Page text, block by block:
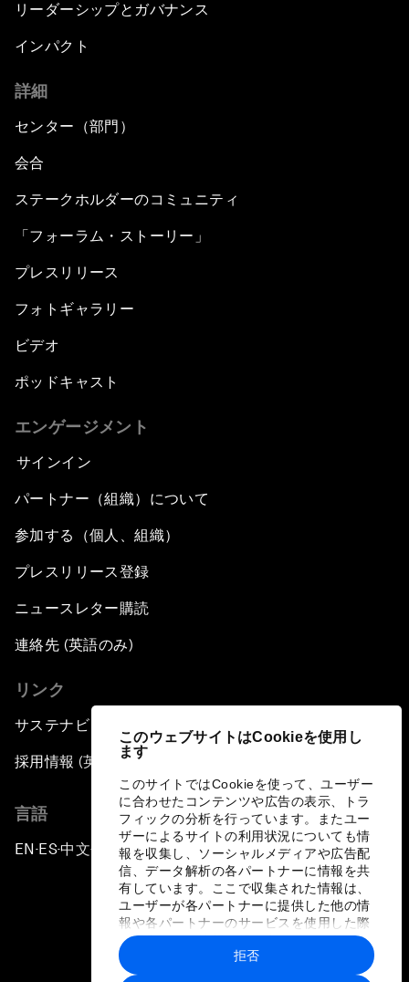
このウェブサイトはCookieを使用し
ます
このサイトではCookieを使って、ユーザー
に合わせたコンテンツや広告の表示、トラ
フィックの分析を行っています。またユー
ザーによるサイトの利用状況についても情
報を収集し、ソーシャルメディアや広告配
信、データ解析の各パートナーに情報を共
有しています。ここで収集された情報は、
ユーザーが各パートナーに提供した他の情
報や各パートナーのサービスを使用した際
に収集された情報と組み合わされ、各パー
トナーによって使用されることがありま
す。
拒否
リーダーシップとガバナンス
インパクト
詳細
センター（部門）
会合
ステークホルダーのコミュニティ
「フォーラム・ストーリー」
プレスリリース
フォトギャラリー
ビデオ
ポッドキャスト
エンゲージメント
サインイン
パートナー（組織）について
参加する（個人、組織）
プレスリリース登録
ニュースレター購読
連絡先 (英語のみ)
リンク
サステナビリティへの取り組み
採用情報 (英語のみ)
言語
EN ▪ES▪中文▪ 日本語
プライバシーポリシーと利用規約